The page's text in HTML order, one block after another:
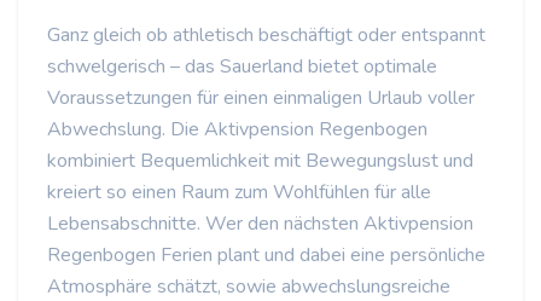
Ganz gleich ob athletisch beschäftigt oder entspannt
schwelgerisch – das Sauerland bietet optimale
Voraussetzungen für einen einmaligen Urlaub voller
Abwechslung. Die Aktivpension Regenbogen
kombiniert Bequemlichkeit mit Bewegungslust und
kreiert so einen Raum zum Wohlfühlen für alle
Lebensabschnitte. Wer den nächsten Aktivpension
Regenbogen Ferien plant und dabei eine persönliche
Atmosphäre schätzt, sowie abwechslungsreiche